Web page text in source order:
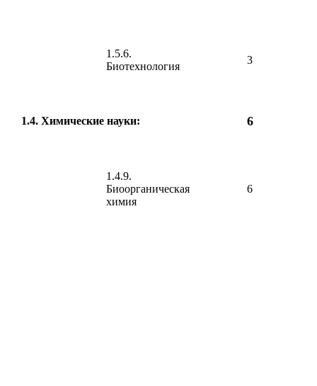
1.5.6.
Биотехнология
3
1.4. Химические науки: 6
1.4.9.
Биоорганическая
химия
6